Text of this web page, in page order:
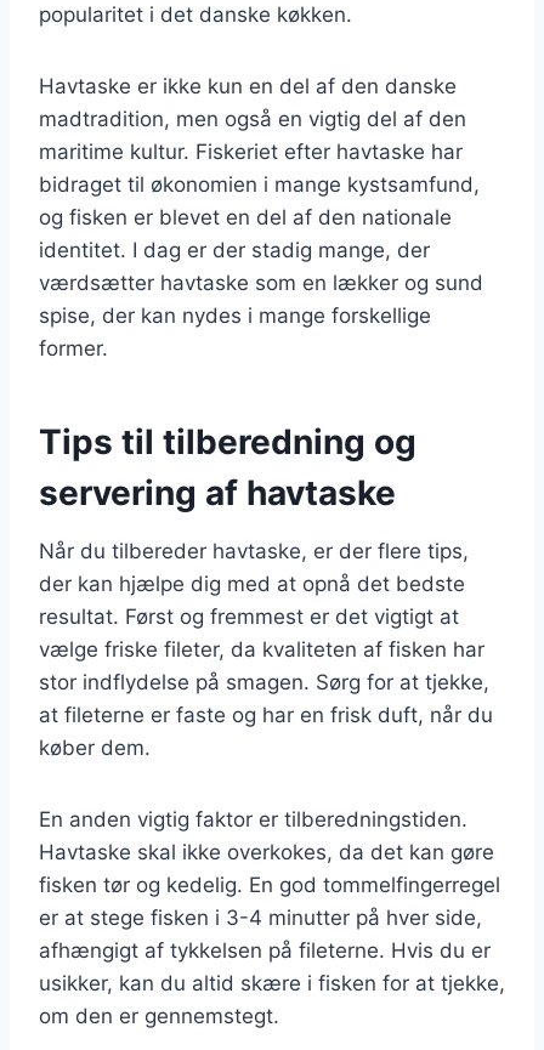
popularitet i det danske køkken.
Havtaske er ikke kun en del af den danske
madtradition, men også en vigtig del af den
maritime kultur. Fiskeriet efter havtaske har
bidraget til økonomien i mange kystsamfund,
og fisken er blevet en del af den nationale
identitet. I dag er der stadig mange, der
værdsætter havtaske som en lækker og sund
spise, der kan nydes i mange forskellige
former.
Tips til tilberedning og
servering af havtaske
Når du tilbereder havtaske, er der flere tips,
der kan hjælpe dig med at opnå det bedste
resultat. Først og fremmest er det vigtigt at
vælge friske fileter, da kvaliteten af fisken har
stor indflydelse på smagen. Sørg for at tjekke,
at fileterne er faste og har en frisk duft, når du
køber dem.
En anden vigtig faktor er tilberedningstiden.
Havtaske skal ikke overkokes, da det kan gøre
fisken tør og kedelig. En god tommelfingerregel
er at stege fisken i 3-4 minutter på hver side,
afhængigt af tykkelsen på fileterne. Hvis du er
usikker, kan du altid skære i fisken for at tjekke,
om den er gennemstegt.